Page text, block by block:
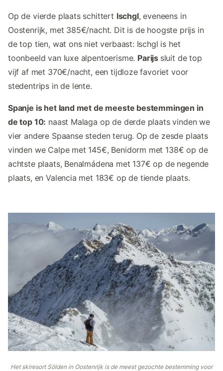
Op de vierde plaats schittert Ischgl, eveneens in
Oostenrijk, met 385€/nacht. Dit is de hoogste prijs in
de top tien, wat ons niet verbaast: Ischgl is het
toonbeeld van luxe alpentoerisme. Parijs sluit de top
vijf af met 370€/nacht, een tijdloze favoriet voor
stedentrips in de lente.
Spanje is het land met de meeste bestemmingen in
de top 10: naast Malaga op de derde plaats vinden we
vier andere Spaanse steden terug. Op de zesde plaats
vinden we Calpe met 145€, Benidorm met 138€ op de
achtste plaats, Benalmádena met 137€ op de negende
plaats, en Valencia met 183€ op de tiende plaats.
Het skiresort Sölden in Oostenrijk is de meest gezochte bestemming voor